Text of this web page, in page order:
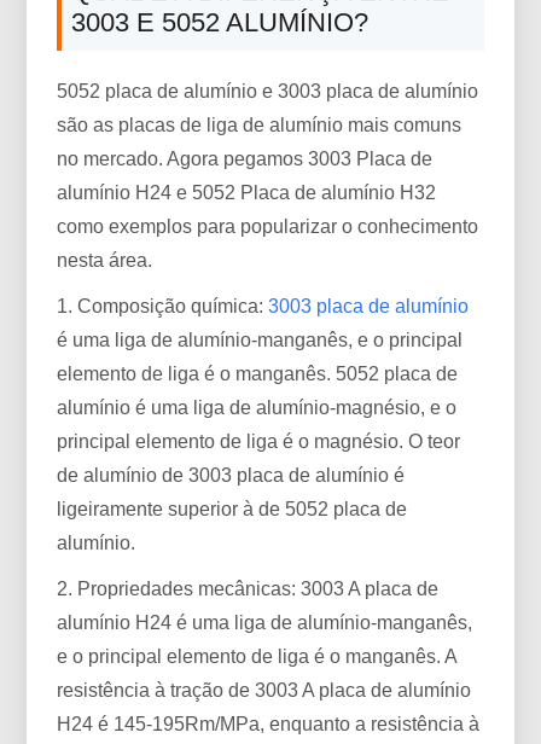
3003 E 5052 ALUMÍNIO?
5052 placa de alumínio e 3003 placa de alumínio
são as placas de liga de alumínio mais comuns
no mercado. Agora pegamos 3003 Placa de
alumínio H24 e 5052 Placa de alumínio H32
como exemplos para popularizar o conhecimento
nesta área. ​
1. Composição química:3003 placa de alumínio
é uma liga de alumínio-manganês, e o principal
elemento de liga é o manganês. 5052 placa de
alumínio é uma liga de alumínio-magnésio, e o
principal elemento de liga é o magnésio. O teor
de alumínio de 3003 placa de alumínio é
ligeiramente superior à de 5052 placa de
alumínio.
2. Propriedades mecânicas: 3003 A placa de
alumínio H24 é uma liga de alumínio-manganês,
e o principal elemento de liga é o manganês. A
resistência à tração de 3003 A placa de alumínio
H24 é 145-195Rm/MPa, enquanto a resistência à